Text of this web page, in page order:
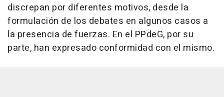
discrepan por diferentes motivos, desde la
formulación de los debates en algunos casos a
la presencia de fuerzas. En el PPdeG, por su
parte, han expresado conformidad con el mismo.